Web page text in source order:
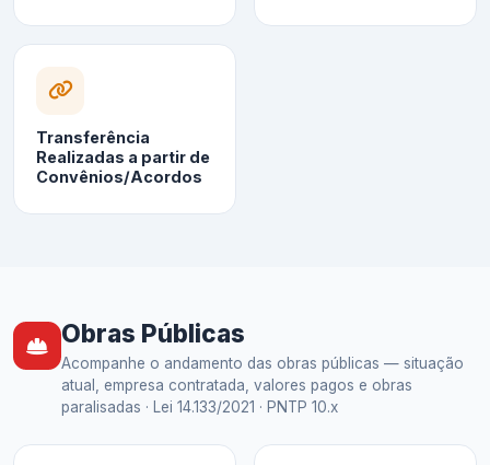
Transferência
Realizadas a partir de
Convênios/Acordos
Obras Públicas
Acompanhe o andamento das obras públicas — situação
atual, empresa contratada, valores pagos e obras
paralisadas · Lei 14.133/2021 · PNTP 10.x